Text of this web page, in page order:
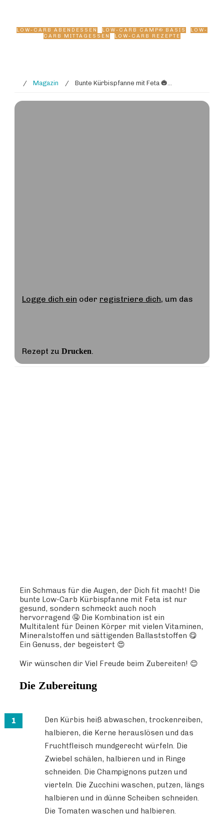
LOW-CARB ABENDESSEN LOW-CARB CAMP® BASIS
LOW-
CARB MITTAGESSEN
LOW-CARB REZEPTE
/ Magazin / Bunte Kürbispfanne mit Feta 🎃🍅 Low-Carb, vitaminreich & herzhaft 🧡
Logge dich ein oder registriere dich, um das
Rezept zu Drucken.
Ein Schmaus für die Augen, der Dich fit macht! Die
bunte Low-Carb Kürbispfanne mit Feta ist nur
gesund, sondern schmeckt auch noch
hervorragend 🤤 Die Kombination ist ein
Multitalent für Deinen Körper mit vielen Vitaminen,
Mineralstoffen und sättigenden Ballaststoffen 😋
Ein Genuss, der begeistert 😍
Wir wünschen dir Viel Freude beim Zubereiten! 😊
Die Zubereitung
Den Kürbis heiß abwaschen, trockenreiben,
halbieren, die Kerne herauslösen und das
Fruchtfleisch mundgerecht würfeln. Die
Zwiebel schälen, halbieren und in Ringe
schneiden. Die Champignons putzen und
vierteln. Die Zucchini waschen, putzen, längs
halbieren und in dünne Scheiben schneiden.
Die Tomaten waschen und halbieren.